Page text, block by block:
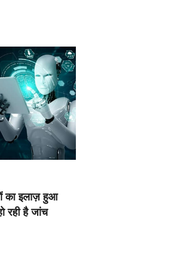
का इलाज़ हुआ
है जांच